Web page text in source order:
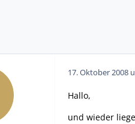
17. Oktober 2008
Hallo,
und wieder